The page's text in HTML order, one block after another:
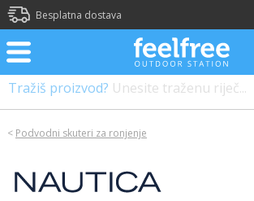
Besplatna dostava
Tražiš proizvod? Unesite traženu riječ...
< Podvodni skuteri za ronjenje
?>